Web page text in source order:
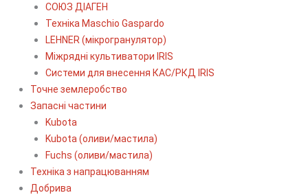
СОЮЗ ДІАГЕН
Техніка Maschio Gaspardo
LEHNER (мікрогранулятор)
Міжрядні культиватори IRIS
Системи для внесення КАС/РКД IRIS
Точне землеробство
Запасні частини
Kubota
Kubota (оливи/мастила)
Fuchs (оливи/мастила)
Техніка з напрацюванням
Добрива